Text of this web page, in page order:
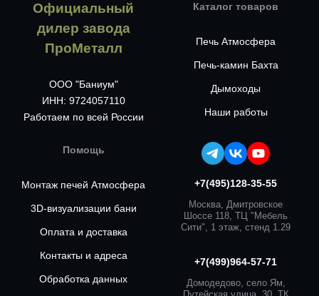
Официальный
дилер завода
ПроМеталл
ООО "Баниум"
ИНН: 9724057110
Работаем по всей России
Каталог товаров
Печь Атмосфера
Печь-камин Бахта
Дымоходы
Наши работы
Помощь
Монтаж печей Атмосфера
3D-визуализации бани
Оплата и доставка
Контакты и адреса
Обработка данных
+7(495)128-35-55
Москва, Дмитровское
Шоссе 118, ТЦ "Мебель
Сити", 1 этаж, стенд 1.29
+7(499)964-57-71
Домодедово, село Ям,